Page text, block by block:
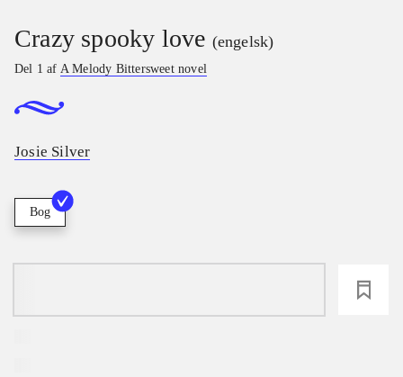
Crazy spooky love (engelsk)
Del 1 af A Melody Bittersweet novel
Josie Silver
Bog